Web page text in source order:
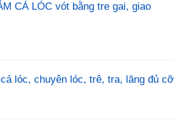
CÁ LÓC vót bằng tre gai, giao
lóc, chuyên lóc, trê, tra, lăng đủ cỡ